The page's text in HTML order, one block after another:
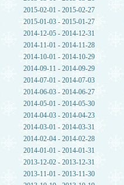
2015-02-01 - 2015-02-27
2015-01-03 - 2015-01-27
2014-12-05 - 2014-12-31
2014-11-01 - 2014-11-28
2014-10-01 - 2014-10-29
2014-09-11 - 2014-09-29
2014-07-01 - 2014-07-03
2014-06-03 - 2014-06-27
2014-05-01 - 2014-05-30
2014-04-03 - 2014-04-23
2014-03-01 - 2014-03-31
2014-02-04 - 2014-02-28
2014-01-01 - 2014-01-31
2013-12-02 - 2013-12-31
2013-11-01 - 2013-11-30